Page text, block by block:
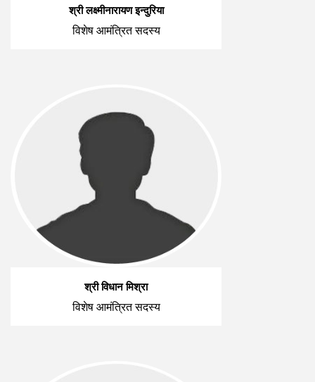
श्री लक्ष्मीनारायण इन्दुरिया
विशेष आमंत्रित सदस्य
श्री विधान मिश्रा
विशेष आमंत्रित सदस्य